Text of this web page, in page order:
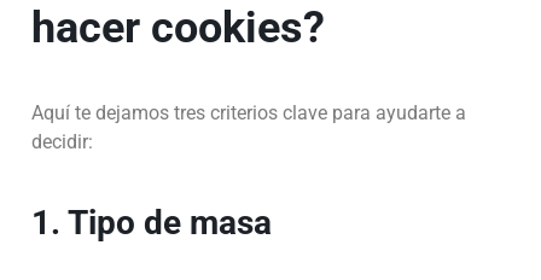
hacer cookies?
Aquí te dejamos tres criterios clave para ayudarte a
decidir:
1. Tipo de masa